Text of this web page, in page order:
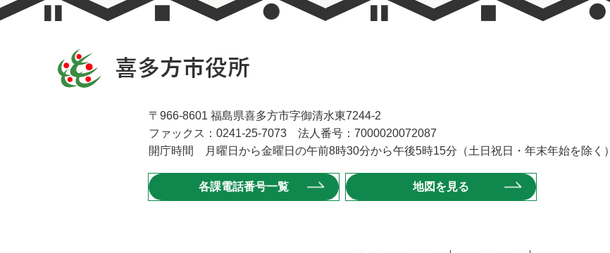
〒966-8601 福島県喜多方市字御清水東7244-2
ファックス：0241-25-7073 法人番号：7000020072087
開庁時間 月曜日から金曜日の午前8時30分から午後5時15分（土日祝日・年末年始を除く）
各課電話番号一覧 地図を見る